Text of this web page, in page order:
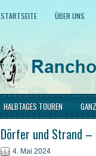
STARTSEITE ÜBER UNS
HALBTAGES TOUREN
Dörfer und Strand
4. Mai 2024